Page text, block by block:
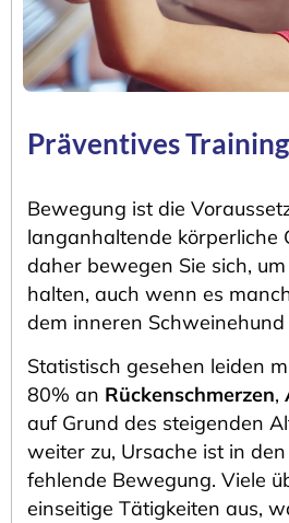
Präventives Training
Bewegung ist die
langanhaltende körperliche
daher bewegen Sie sich,
halten, auch wenn es
dem inneren Schweinehund
Statistisch gesehen leiden
80% an Rückenschmerzen,
auf Grund des steigenden
weiter zu, Ursache ist in
fehlende Bewegung. Viele
einseitige Tätigkeiten aus,